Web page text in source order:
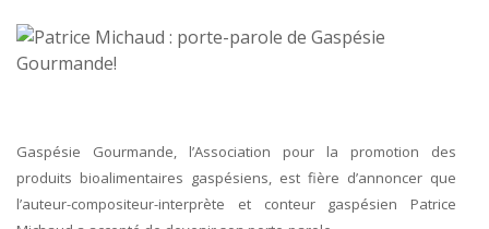
Gaspésie Gourmande, l’Association pour la promotion des
produits bioalimentaires gaspésiens, est fière d’annoncer que
l’auteur-compositeur-interprète et conteur gaspésien Patrice